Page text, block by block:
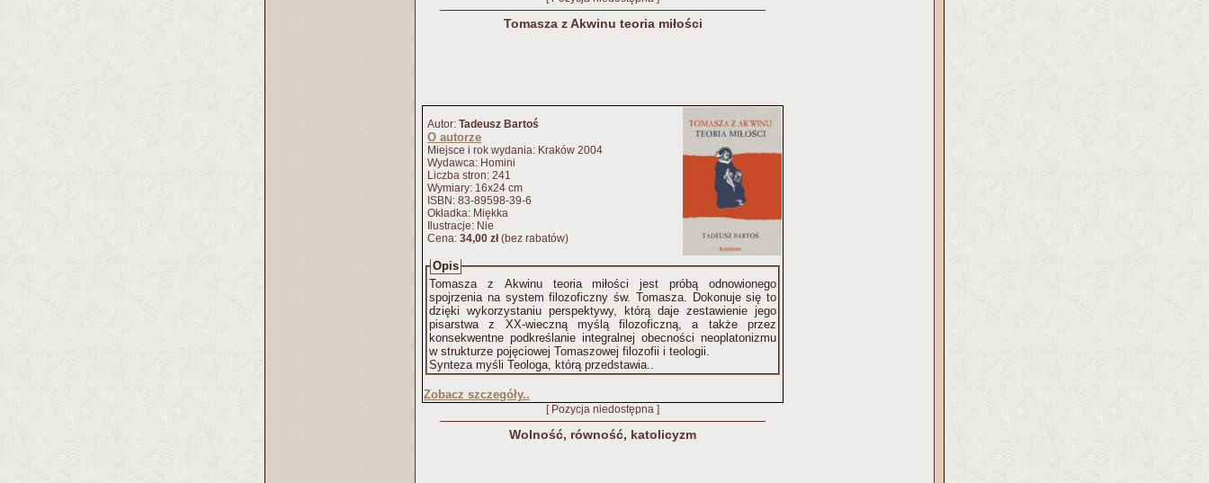
Tomasza z Akwinu teoria miłości
Autor: Tadeusz Bartoś
O autorze
Miejsce i rok wydania: Kraków 2004
Wydawca: Homini
Liczba stron: 241
Wymiary: 16x24 cm
ISBN: 83-89598-39-6
Okładka: Miękka
Ilustracje: Nie
Cena: 34,00 zł(bez rabatów)
Opis
Tomasza z Akwinu teoria miłości jest próbą odnowionego
spojrzenia na system filozoficzny św. Tomasza. Dokonuje się to
dzięki wykorzystaniu perspektywy, którą daje zestawienie jego
pisarstwa z XX-wieczną myślą filozoficzną, a także przez
konsekwentne podkreślanie integralnej obecności neoplatonizmu
w strukturze pojęciowej Tomaszowej filozofii i teologii.
Synteza myśli Teologa, którą przedstawia..
Zobacz szczegóły..
[ Pozycja niedostępna ]
Wolność, równość, katolicyzm